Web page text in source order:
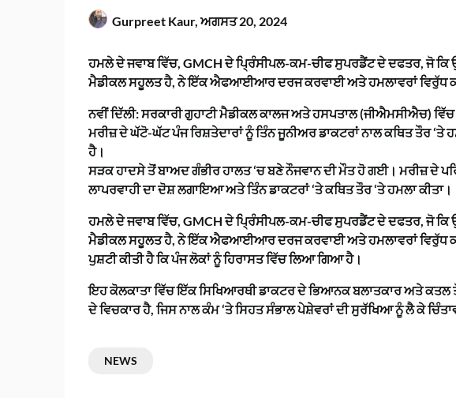
Gurpreet Kaur,ਅਗਸਤ 20, 2024
ਹਮਲੇ ਦੇ ਜਵਾਬ ਵਿੱਚ, GMCH ਦੇ ਪ੍ਰਿੰਸੀਪਲ-ਕਮ-ਚੀਫ ਸੁਪਰਡੈਂਟ ਦੇ ਦਫਤਰ, ਜੋ ਕਿ
ਮੈਡੀਕਲ ਸਹੂਲਤ ਹੈ, ਨੇ ਇੱਕ ਐਫਆਈਆਰ ਦਰਜ ਕਰਵਾਈ ਅਤੇ ਹਮਲਾਵਰਾਂ ਵਿਰੁੱਧ
ਨਵੀਂ ਦਿੱਲੀ: ਸਰਕਾਰੀ ਗੁਹਾਟੀ ਮੈਡੀਕਲ ਕਾਲਜ ਅਤੇ ਹਸਪਤਾਲ (ਜੀਐਮਸੀਐਚ)
ਮਰੀਜ਼ ਦੇ ਘੱਟੋ-ਘੱਟ ਪੰਜ ਰਿਸ਼ਤੇਦਾਰਾਂ ਨੂੰ ਤਿੰਨ ਜੂਨੀਅਰ ਡਾਕਟਰਾਂ ਨਾਲ ਕਥਿਤ ਤੌਰ
ਹੈ।
ਸੜਕ ਹਾਦਸੇ ਤੋਂ ਬਾਅਦ ਗੰਭੀਰ ਹਾਲਤ ‘ਚ ਬਣੇ ਨੌਜਵਾਨ ਦੀ ਮੌਤ ਹੋ ਗਈ। ਮਰੀਜ਼ ਦੇ
ਲਾਪਰਵਾਹੀ ਦਾ ਦੋਸ਼ ਲਗਾਇਆ ਅਤੇ ਤਿੰਨ ਡਾਕਟਰਾਂ ‘ਤੇ ਕਥਿਤ ਤੌਰ ‘ਤੇ ਹਮਲਾ ਕੀਤਾ।
ਹਮਲੇ ਦੇ ਜਵਾਬ ਵਿੱਚ, GMCH ਦੇ ਪ੍ਰਿੰਸੀਪਲ-ਕਮ-ਚੀਫ ਸੁਪਰਡੈਂਟ ਦੇ ਦਫਤਰ, ਜੋ ਕਿ
ਮੈਡੀਕਲ ਸਹੂਲਤ ਹੈ, ਨੇ ਇੱਕ ਐਫਆਈਆਰ ਦਰਜ ਕਰਵਾਈ ਅਤੇ ਹਮਲਾਵਰਾਂ ਵਿਰੁੱਧ
ਪੁਸ਼ਟੀ ਕੀਤੀ ਹੈ ਕਿ ਪੰਜ ਲੋਕਾਂ ਨੂੰ ਹਿਰਾਸਤ ਵਿੱਚ ਲਿਆ ਗਿਆ ਹੈ।
ਇਹ ਕੋਲਕਾਤਾ ਵਿੱਚ ਇੱਕ ਸਿਖਿਆਰਥੀ ਡਾਕਟਰ ਦੇ ਭਿਆਨਕ ਬਲਾਤਕਾਰ ਅਤੇ ਕਤਲ
ਦੇ ਵਿਚਕਾਰ ਹੈ, ਜਿਸ ਨਾਲ ਕੰਮ ‘ਤੇ ਸਿਹਤ ਸੰਭਾਲ ਪੇਸ਼ੇਵਰਾਂ ਦੀ ਸੁਰੱਖਿਆ ਨੂੰ ਲੈ ਕੇ
NEWS